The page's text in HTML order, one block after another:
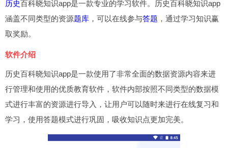
历史百科晓知识app是一款专业的学习软件。历史百科晓知识app
涵盖不同类型的资源题库 ，可以在线参与答题 ，通过学习知识赢
取奖励。
软件介绍
历史百科晓知识app是一款使用了非常全面的数据资源内容来进
行管理和使用的优质教育软件，软件内部按照不同类型的数据模
式进行丰富的资源进行导入，让用户可以随时来进行在线复习和
学习，使用答题模式进行巩固，吸收知识点更加完美。